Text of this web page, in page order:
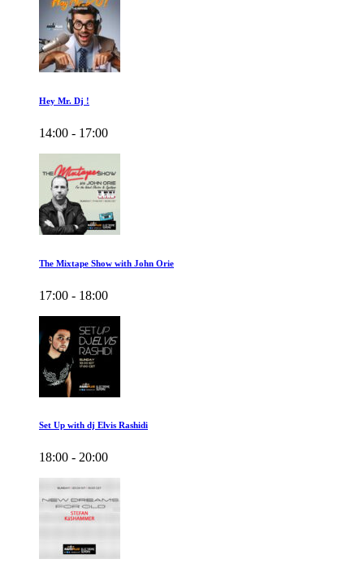
Hey Mr. Dj !
14:00 - 17:00
The Mixtape Show with John Orie
17:00 - 18:00
Set Up with dj Elvis Rashidi
18:00 - 20:00